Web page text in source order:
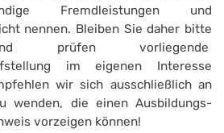
Fremdleistungen und
nennen. Bleiben Sie daher bitte
prüfen vorliegende
im eigenen Interesse
wir sich ausschließlich an
wenden, die einen Ausbildungs-
vorzeigen können!